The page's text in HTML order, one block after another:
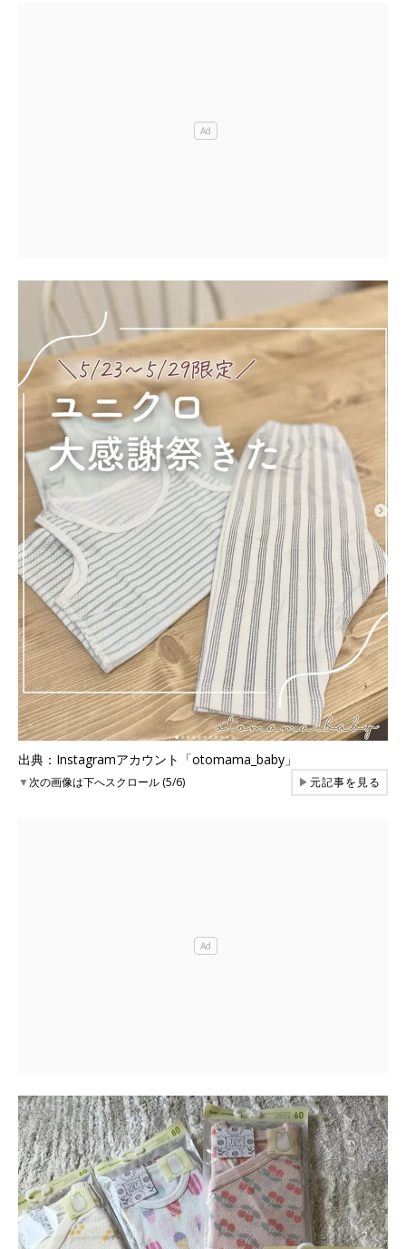
出典：Instagramアカウント「otomama_baby」
▼次の画像は下へスクロール (5/6) ▶元記事を見る